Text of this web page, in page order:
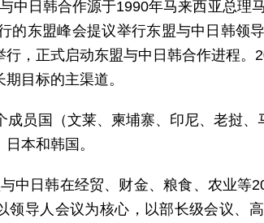
中日韩合作源于1990年马来西亚总理
的东盟峰会提议举行东盟与中日韩领
行，正式启动东盟与中日韩合作进程
目标的主渠道。
成员国（文莱、柬埔寨、印尼、老挝、
本和韩国。
中日韩在经贸、财金、粮食、农业等
领导人会议为核心，以部长级会议、